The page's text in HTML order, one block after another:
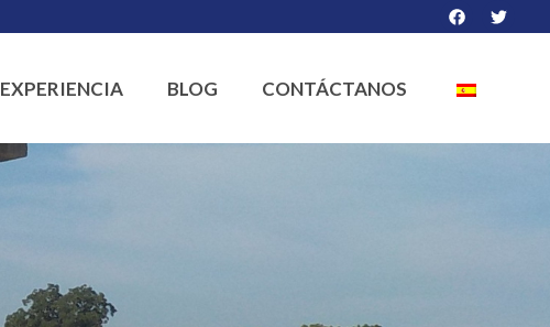
EXPERIENCIA BLOG CONTÁCTANOS